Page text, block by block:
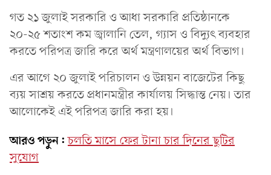
গত ২১ জুলাই সরকারি ও আধা সরকারি প্রতিষ্ঠানকে
২০-২৫ শতাংশ কম জ্বালানি তেল, গ্যাস ও বিদ্যুৎ ব্যবহার
করতে পরিপত্র জারি করে অর্থ মন্ত্রণালয়ের অর্থ বিভাগ।
এর আগে ২০ জুলাই পরিচালন ও উন্নয়ন বাজেটের কিছু
ব্যয় সাশ্রয় করতে প্রধানমন্ত্রীর কার্যালয় সিদ্ধান্ত নেয়। তার
আলোকেই এই পরিপত্র জারি করা হয়।
আরও পড়ুন: চলতি মাসে ফের টানা চার দিনের ছুটির
সুযোগ